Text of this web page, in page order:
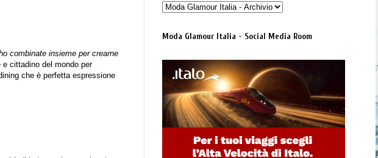
combinate insieme per crearne
e cittadino del mondo per
che è perfetta espressione
Moda Glamour Italia - Social Media Room